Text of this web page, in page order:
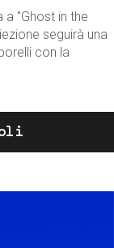
a "Ghost in the
seguirà una
con la